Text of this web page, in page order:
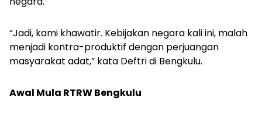
“Jadi, kami khawatir. Kebijakan negara kali ini, malah
menjadi kontra-produktif dengan perjuangan
masyarakat adat,” kata Deftri di Bengkulu.
Awal Mula RTRW Bengkulu